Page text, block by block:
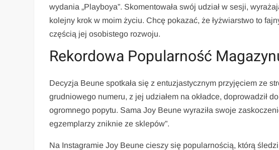
wydania „Playboya”. Skomentowała swój udział w sesji,
kolejny krok w moim życiu. Chcę pokazać, że łyżwiarstwo to
częścią jej osobistego rozwoju.
Rekordowa Popularność
Decyzja Beune spotkała się z entuzjastycznym przyjęciem ze
grudniowego numeru, z jej udziałem na okładce, doprowadził
ogromnego popytu. Sama Joy Beune wyraziła swoje
egzemplarzy zniknie ze sklepów”.
Na Instagramie Joy Beune cieszy się popularnością, którą